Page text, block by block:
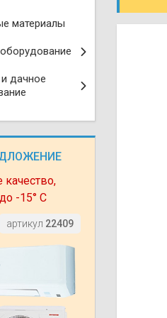
материалы
дачное
качество,
-15° С
артикул 22409
VRF
Компрессорно-
Чиллеры
Сушилки для рук
Бензотриммеры
Газонокосилки
Газонокосилки
Измельчители